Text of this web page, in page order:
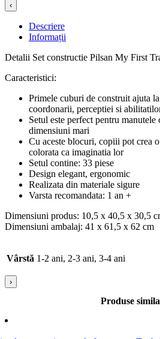
‹
Descriere
Informații
Detalii Set constructie Pilsan My First
Caracteristici:
Primele cuburi de construit ajuta
coordonarii, perceptiei si
Setul este perfect pentru
dimensiuni mari
Cu aceste blocuri, copiii pot crea
colorata ca imaginatia lor
Setul contine: 33 piese
Design elegant, ergonomic
Realizata din materiale sigure
Varsta recomandata: 1 an +
Dimensiuni produs: 10,5 x 40,5 x 30,5
Dimensiuni ambalaj: 41 x 61,5 x 62 cm
Vârstă 1-2 ani, 2-3 ani, 3-4 ani
›
Produse